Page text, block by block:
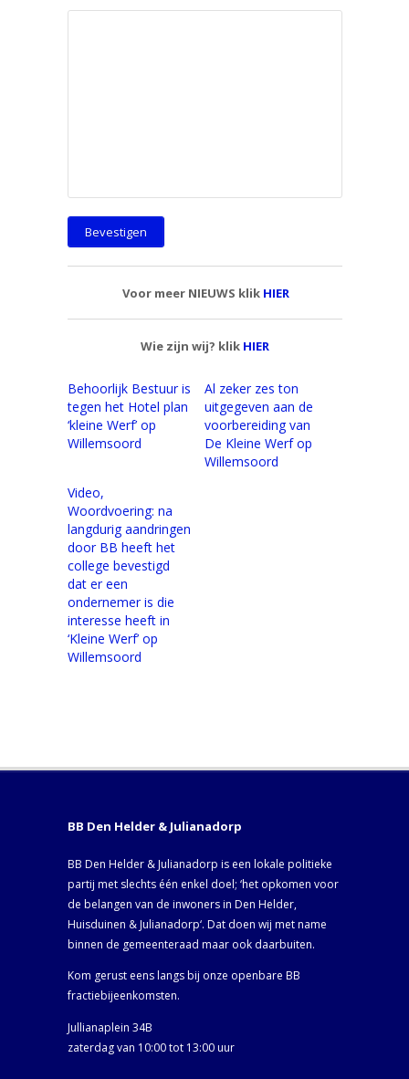
Voor meer NIEUWS klik HIER
Wie zijn wij? klik HIER
Behoorlijk Bestuur is
tegen het Hotel plan
‘kleine Werf’ op
Willemsoord
Al zeker zes ton
uitgegeven aan de
voorbereiding van
De Kleine Werf op
Willemsoord
Video,
Woordvoering: na
langdurig aandringen
door BB heeft het
college bevestigd
dat er een
ondernemer is die
interesse heeft in
‘Kleine Werf’ op
Willemsoord
BB Den Helder & Julianadorp
BB Den Helder & Julianadorp is een lokale politieke
partij met slechts één enkel doel; ‘het opkomen voor
de belangen van de inwoners in Den Helder,
Huisduinen & Julianadorp‘. Dat doen wij met name
binnen de gemeenteraad maar ook daarbuiten.
Kom gerust eens langs bij onze openbare BB
fractiebijeenkomsten.
Jullianaplein 34B
zaterdag van 10:00 tot 13:00 uur